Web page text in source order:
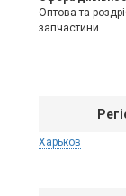
Оптова та
запчастини
Харьков